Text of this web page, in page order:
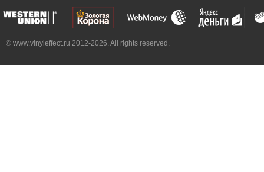
© www.vinyleffect.ru 2012-2026. All rights reserved.